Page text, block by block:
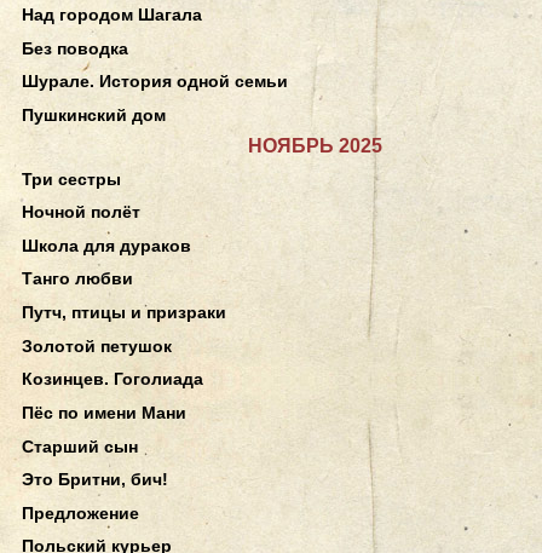
Над городом Шагала
Без поводка
Шурале. История одной семьи
Пушкинский дом
НОЯБРЬ 2025
Три сестры
Ночной полёт
Школа для дураков
Танго любви
Путч, птицы и призраки
Золотой петушок
Козинцев. Гоголиада
Пёс по имени Мани
Старший сын
Это Бритни, бич!
Предложение
Польский курьер